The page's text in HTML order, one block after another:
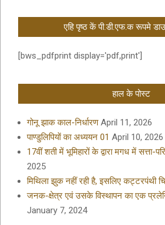
एहि पृष्ठ कें पी.डी.एफ.क रूपमे
[bws_pdfprint display='pdf,print']
हाल के पोस्ट
गोनू झाक काल-निर्धारण April 11, 2026
पाण्डुलिपियों का अध्ययन 01 April 10, 2026
17वीं शती में भूमिहारों के द्वारा मगध में सत्ता-
2025
मिथिला झुक नहीं रही है, इसलिए कट्टरपंथी
जनक-क्षेत्र एवं उसके विस्थापन का एक
January 7, 2024